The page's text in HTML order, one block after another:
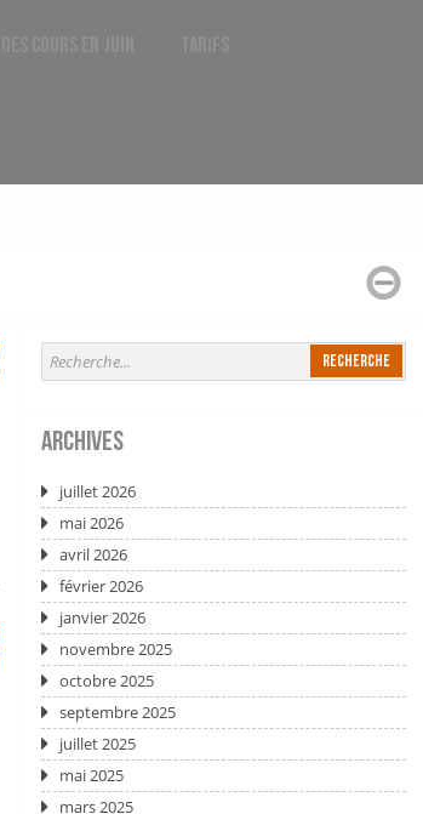
Archives
juillet 2026
mai 2026
avril 2026
février 2026
janvier 2026
novembre 2025
octobre 2025
septembre 2025
juillet 2025
mai 2025
mars 2025